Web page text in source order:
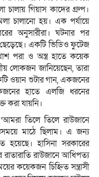
গিয়াস কাদের গ্রুপ।
চালানো হয়। এক পর্যায়ে
অনুসারীরা। ঘটনার পর
একটি ভিডিও ফুটেজ
পরা ও অস্ত্র হাতে কয়েক
লোকজন জানিয়েছেন, তারা
ওয়ান শুটার গান, একজনের
হাতে এলজি ধরনের
করা যায়নি।
তিলে তিলে রাউজানে
মাঠে ছিলাম। এ জন্য
হাসিনা সরকারের
রাউজানে আধিপত্য
কয়েকজন চিহ্নিত সন্ত্রাসী